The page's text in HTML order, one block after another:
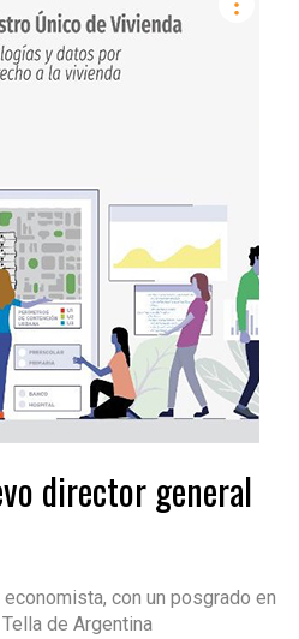
director general
con un posgrado en
de Argentina